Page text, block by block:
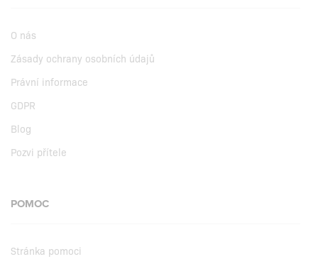
O nás
Zásady ochrany osobních údajů
Právní informace
GDPR
Blog
Pozvi přítele
POMOC
Stránka pomoci